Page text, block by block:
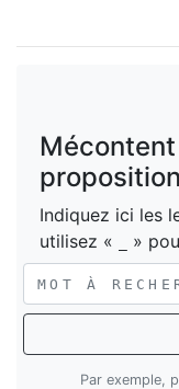
Indiquez ici les
utilisez «
»
Par exemple,